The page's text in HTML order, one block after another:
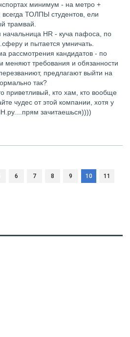
минимум - на метро +
ТОЛПЫ студентов, ели
трамвай.
HR - куча пафоса, по
и пытается умничать.
рассмотрения кандидатов - по
меняют требования и обязанности
предлагают выйти на
так?
приветливый, кто хам, кто вообще
чудес от этой компании, хотя у
зачитаешься))))
6 7 8 9 10 11